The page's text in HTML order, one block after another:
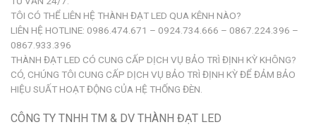
TÔI CÓ THỂ LIÊN HỆ THÀNH ĐẠT LED QUA KÊNH NÀO?
LIÊN HỆ HOTLINE: 0986.474.671 – 0924.734.666 – 0867.224.396 –
0867.933.396
THÀNH ĐẠT LED CÓ CUNG CẤP DỊCH VỤ BẢO TRÌ ĐỊNH KỲ KHÔNG?
CÓ, CHÚNG TÔI CUNG CẤP DỊCH VỤ BẢO TRÌ ĐỊNH KỲ ĐỂ ĐẢM BẢO
HIỆU SUẤT HOẠT ĐỘNG CỦA HỆ THỐNG ĐÈN.
CÔNG TY TNHH TM & DV THÀNH ĐẠT LED